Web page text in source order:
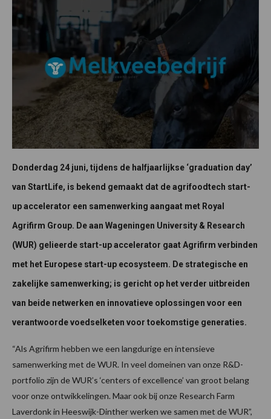
Donderdag 24 juni, tijdens de halfjaarlijkse ‘graduation day’
van StartLife, is bekend gemaakt dat de agrifoodtech start-
up accelerator een samenwerking aangaat met Royal
Agrifirm Group. De aan Wageningen University & Research
(WUR) gelieerde start-up accelerator gaat Agrifirm verbinden
met het Europese start-up ecosysteem. De strategische en
zakelijke samenwerking; is gericht op het verder uitbreiden
van beide netwerken en innovatieve oplossingen voor een
verantwoorde voedselketen voor toekomstige generaties.
“Als Agrifirm hebben we een langdurige en intensieve
samenwerking met de WUR. In veel domeinen van onze R&D-
portfolio zijn de WUR’s ‘centers of excellence’ van groot belang
voor onze ontwikkelingen. Maar ook bij onze Research Farm
Laverdonk in Heeswijk-Dinther werken we samen met de WUR”,